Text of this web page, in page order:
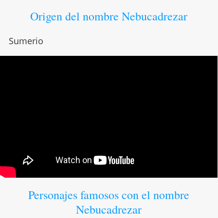
Origen del nombre Nebucadrezar
Sumerio
Personajes famosos con el nombre
Nebucadrezar